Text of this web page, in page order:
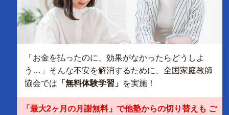
「お金を払ったのに、効果がなかったらどうしよ
う…」そんな不安を解消するために、全国家庭教師
協会では 「無料体験学習」 を実施！
「最大2ヶ月の月謝無料」で他塾からの切り替えも ご